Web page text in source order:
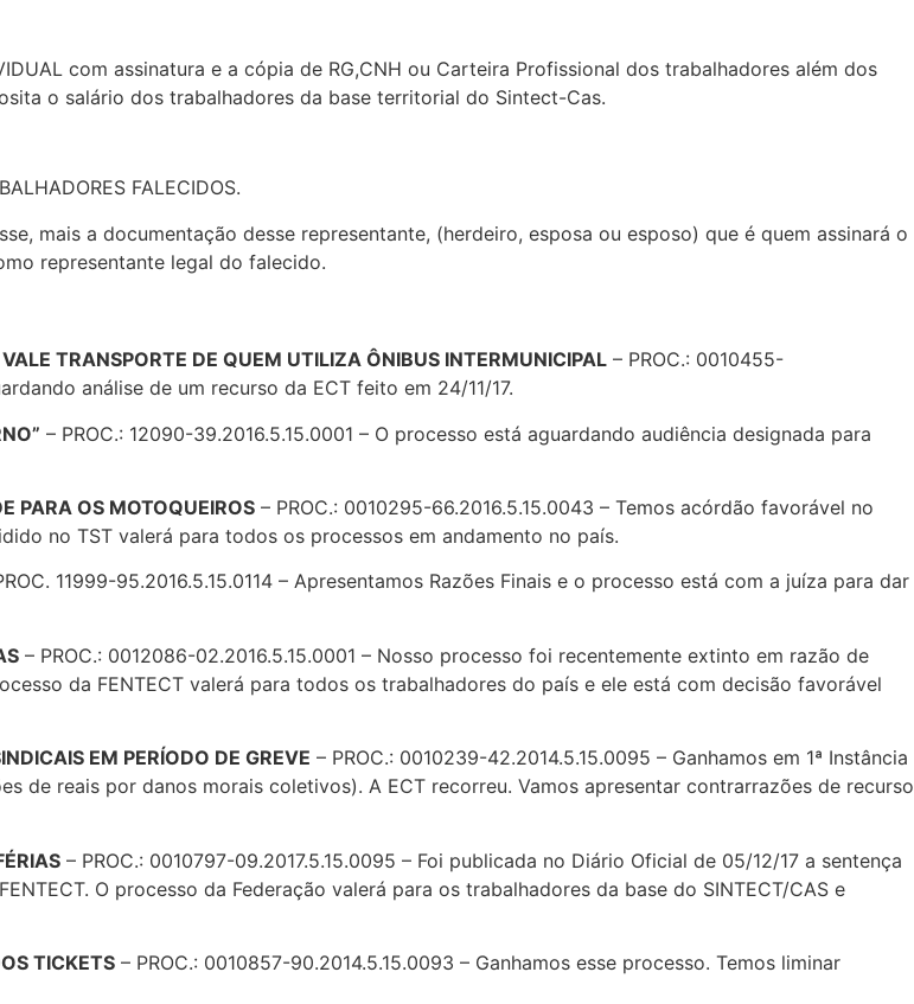
com assinatura e a cópia de RG,CNH ou Carteira Profissional dos trabalhadores além dos
o salário dos trabalhadores da base territorial do Sintect-Cas.
FALECIDOS.
mais a documentação desse representante, (herdeiro, esposa ou esposo) que é quem assinará o
representante legal do falecido.
TRANSPORTE DE QUEM UTILIZA ÔNIBUS INTERMUNICIPAL – PROC.: 0010455-
análise de um recurso da ECT feito em 24/11/17.
– PROC.: 12090-39.2016.5.15.0001 – O processo está aguardando audiência designada para
PARA OS MOTOQUEIROS – PROC.: 0010295-66.2016.5.15.0043 – Temos acórdão favorável no
no TST valerá para todos os processos em andamento no país.
11999-95.2016.5.15.0114 – Apresentamos Razões Finais e o processo está com a juíza para dar
– PROC.: 0012086-02.2016.5.15.0001 – Nosso processo foi recentemente extinto em razão de
da FENTECT valerá para todos os trabalhadores do país e ele está com decisão favorável
EM PERÍODO DE GREVE – PROC.: 0010239-42.2014.5.15.0095 – Ganhamos em 1ª Instância
de reais por danos morais coletivos). A ECT recorreu. Vamos apresentar contrarrazões de recurso
– PROC.: 0010797-09.2017.5.15.0095 – Foi publicada no Diário Oficial de 05/12/17 a sentença
O processo da Federação valerá para os trabalhadores da base do SINTECT/CAS e
TICKETS – PROC.: 0010857-90.2014.5.15.0093 – Ganhamos esse processo. Temos liminar